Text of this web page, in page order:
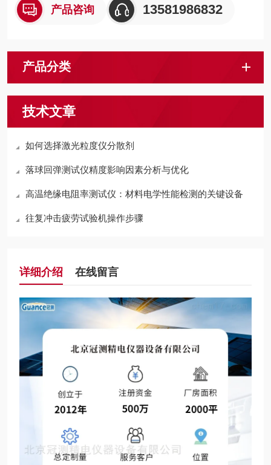
产品咨询 13581986832
产品分类
技术文章
如何选择激光粒度仪分散剂
落球回弹测试仪精度影响因素分析与优化
高温绝缘电阻率测试仪：材料电学性能检测的关键设备
往复冲击疲劳试验机操作步骤
详细介绍 在线留言